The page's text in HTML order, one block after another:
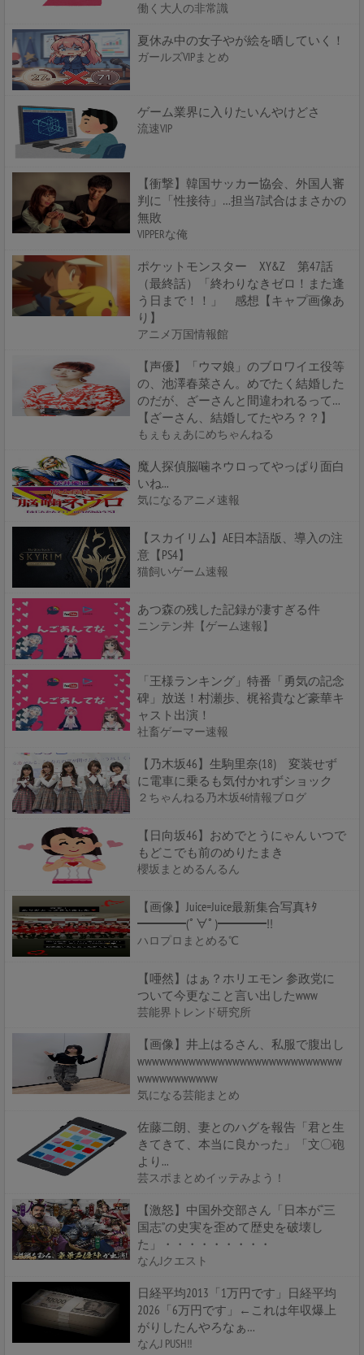
働く大人の非常識
夏休み中の女子やが絵を晒していく！
ガールズVIPまとめ
ゲーム業界に入りたいんやけどさ
流速VIP
【衝撃】韓国サッカー協会、外国人審
判に「性接待」…担当7試合はまさかの
無敗
VIPPERな俺
ポケットモンスター XY&Z 第47話
（最終話）「終わりなきゼロ！また逢
う日まで！！」 感想【キャプ画像あ
り】
アニメ万国情報館
【声優】「ウマ娘」のブロワイエ役等
の、池澤春菜さん。めでたく結婚した
のだが、ざーさんと間違われるって…
【ざーさん、結婚してたやろ？？】
もぇもぇあにめちゃんねる
魔人探偵脳噛ネウロってやっぱり面白
いね...
気になるアニメ速報
【スカイリム】AE日本語版、導入の注
意【PS4】
猫飼いゲーム速報
あつ森の残した記録が凄すぎる件
ニンテン丼【ゲーム速報】
「王様ランキング」特番「勇気の記念
碑」放送！村瀬歩、梶裕貴など豪華キ
ャスト出演！
社畜ゲーマー速報
【乃木坂46】生駒里奈(18) 変装せず
に電車に乗るも気付かれずショック
２ちゃんねる乃木坂46情報ブログ
【日向坂46】おめでとうにゃん いつで
もどこでも前のめりたまき
櫻坂まとめるんるん
【画像】Juice=Juice最新集合写真ｷﾀ
━━━━(ﾟ∀ﾟ)━━━━!!
ハロプロまとめる℃
【唖然】はぁ？ホリエモン 参政党に
ついて今更なこと言い出したwww
芸能界トレンド研究所
【画像】井上はるさん、私服で腹出し
wwwwwwwwwwwwwwwwwwwwwwwwwwww
wwwwwwwwwww
気になる芸能まとめ
佐藤二朗、妻とのハグを報告「君と生
きてきて、本当に良かった」「文〇砲
より...
芸スポまとめイッテみよう！
【激怒】中国外交部さん「日本が“三
国志”の史実を歪めて歴史を破壊し
た」・・・・・・・・・
なんJクエスト
日経平均2013「1万円です」日経平均
2026「6万円です」←これは年収爆上
がりしたんやろなぁ…
なんJ PUSH!!